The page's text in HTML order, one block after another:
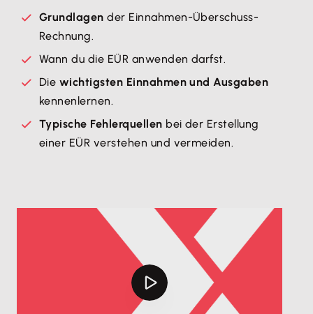
Grundlagen der Einnahmen-Überschuss-
Rechnung.
Wann du die EÜR anwenden darfst.
Die wichtigsten Einnahmen und Ausgaben
kennenlernen.
Typische Fehlerquellen bei der Erstellung
einer EÜR verstehen und vermeiden.